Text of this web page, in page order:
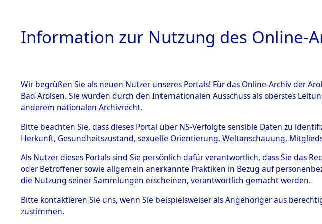
HOME BESTANDSBESCHREIBUNG
BESTÄNDE
Inhaftierungsdoku
mente
5. Verschiedenes
Todesmärsche
5.3.1 Alliierte
Rekonstruktion des
Todesmärsche,
und Lagern→0003
Information zur Nutzung des Online-
Wir begrüßen Sie als neuen Nutzer unseres Portals! Für das Online-Archiv der
Bad Arolsen. Sie wurden durch den Internationalen Ausschuss als oberstes
anderem nationalen Archivrecht.
Bitte beachten Sie, dass dieses Portal über NS-Verfolgte sensible Daten zu
Herkunft, Gesundheitszustand, sexuelle Orientierung, Weltanschauung,
Als Nutzer dieses Portals sind Sie persönlich dafür verantwortlich, dass Sie das
oder Betroffener sowie allgemein anerkannte Praktiken in Bezug auf
die Nutzung seiner Sammlungen erscheinen, verantwortlich gemacht werden.
Bitte kontaktieren Sie uns, wenn Sie beispielsweiser als Angehöriger aus
zustimmen.